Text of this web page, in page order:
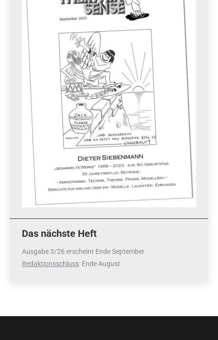
Das nächste Heft
Ausgabe 3/26 erscheint Ende September
Redaktionsschluss: Ende August